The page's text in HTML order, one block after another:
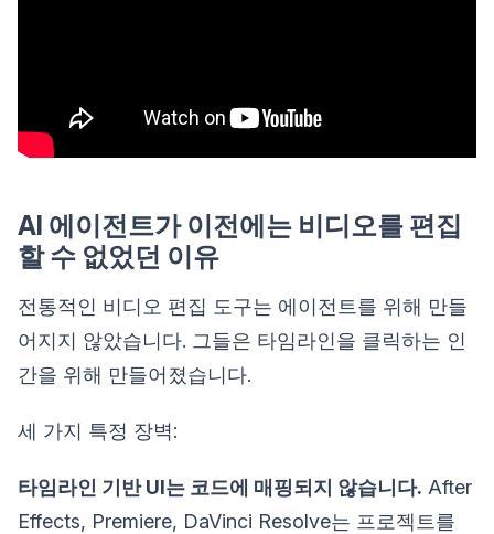
AI 에이전트가 이전에는 비디오를 편집
할 수 없었던 이유
전통적인 비디오 편집 도구는 에이전트를 위해 만들
어지지 않았습니다. 그들은 타임라인을 클릭하는 인
간을 위해 만들어졌습니다.
세 가지 특정 장벽:
타임라인 기반 UI는 코드에 매핑되지 않습니다. After
Effects, Premiere, DaVinci Resolve는 프로젝트를